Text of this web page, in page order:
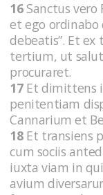
16Sanctus vero
et ego ordinabo
debeatis”. Et
tertium, ut
procuraret.
17 Et dimittens
penitentiam
Cannarium et
18 Et transiens
cum sociis
iuxta viam in
avium